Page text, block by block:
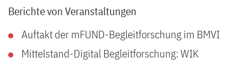
Berichte von Veranstaltungen
Auftakt der mFUND-Begleitforschung im BMVI
Mittelstand-Digital Begleitforschung: WIK